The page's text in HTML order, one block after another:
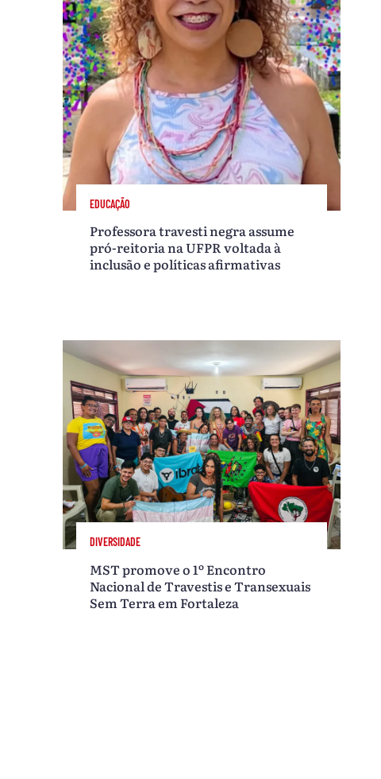
EDUCAÇÃO
Professora travesti negra assume
pró-reitoria na UFPR voltada à
inclusão e políticas afirmativas
DIVERSIDADE
MST promove o 1º Encontro
Nacional de Travestis e Transexuais
Sem Terra em Fortaleza